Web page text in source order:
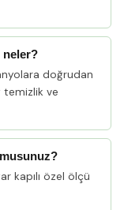
neler?
doğrudan
ve
kapılı özel ölçü